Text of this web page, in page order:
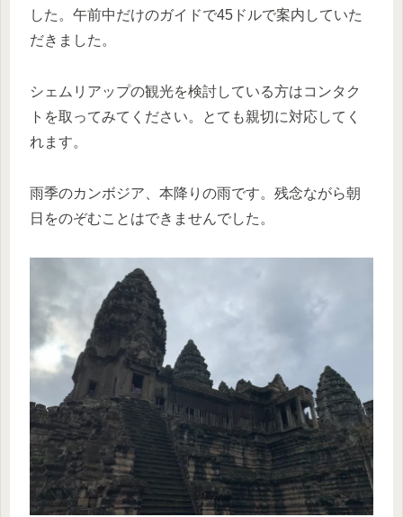
した。午前中だけのガイドで45ドルで案内していた
だきました。
シェムリアップの観光を検討している方はコンタク
トを取ってみてください。とても親切に対応してく
れます。
雨季のカンボジア、本降りの雨です。残念ながら朝
日をのぞむことはできませんでした。